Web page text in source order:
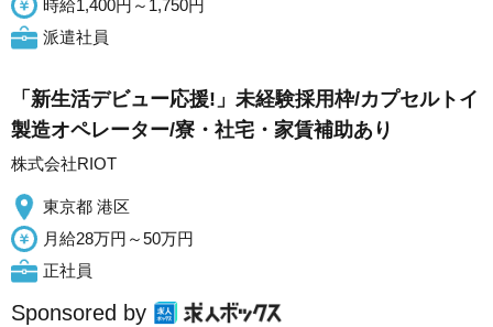
時給1,400円～1,750円
派遣社員
「新生活デビュー応援!」未経験採用枠/カプセルトイ
製造オペレーター/寮・社宅・家賃補助あり
株式会社RIOT
東京都 港区
月給28万円～50万円
正社員
Sponsored by